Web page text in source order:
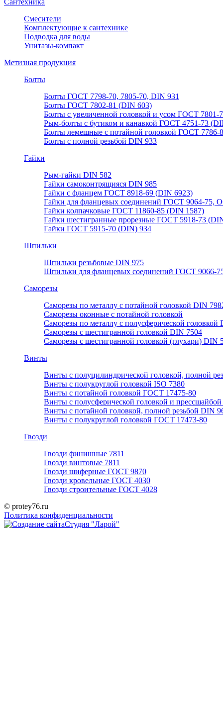
Сантехника
Смесители
Комплектующие к сантехнике
Подводка для воды
Унитазы-компакт
Метизная продукция
Болты
Болты ГОСТ 7798-70, 7805-70, DIN 931
Болты ГОСТ 7802-81 (DIN 603)
Болты с увеличенной головкой и усом ГОСТ 7801-
Рым-болты с бутиком и канавкой ГОСТ 4751-73
Болты лемешные с потайной головкой ГОСТ 7786-
Болты с полной резьбой DIN 933
Гайки
Рым-гайки DIN 582
Гайки самоконтрящияся DIN 985
Гайки с фланцем ГОСТ 8918-69 (DIN 6923)
Гайки для фланцевых соединений ГОСТ 9064-75,
Гайки колпачковые ГОСТ 11860-85 (DIN 1587)
Гайки шестигранные прорезные ГОСТ 5918-73
Гайки ГОСТ 5915-70 (DIN) 934
Шпильки
Шпильки резьбовые DIN 975
Шпильки для фланцевых соединений ГОСТ 9066-
Саморезы
Саморезы по металлу с потайной головкой DIN
Саморезы оконные с потайной головкой
Саморезы по металлу с полусферической головкой
Саморезы с шестигранной головкой DIN 7504
Саморезы с шестигранной головкой (глухари) DIN
Винты
Винты с полуцилиндрической головкой, полной
Винты с полукруглой головкой ISO 7380
Винты с потайной головкой ГОСТ 17475-80
Винты с полусферической головкой и
Винты с потайной головкой, полной резьбой DIN
Винты с полукруглой головкой ГОСТ 17473-80
Гвозди
Гвозди финишные 7811
Гвозди винтовые 7811
Гвозди шиферные ГОСТ 9870
Гвозди кровельные ГОСТ 4030
Гвозди строительные ГОСТ 4028
© protey76.ru
Политика конфиденциальности
Студия "Ларой"